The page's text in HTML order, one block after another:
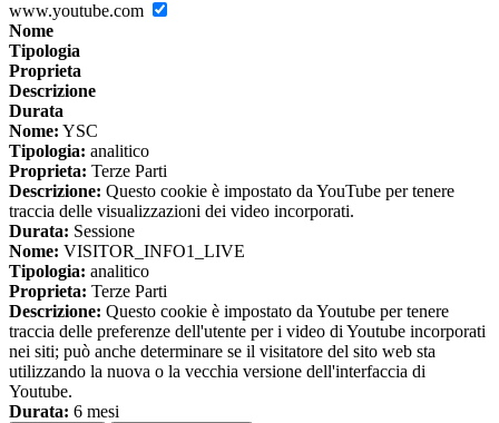
www.youtube.com
Nome
Tipologia
Proprieta
Descrizione
Durata
Nome: YSC
Tipologia: analitico
Proprieta: Terze Parti
Descrizione: Questo cookie è impostato da YouTube per tenere
traccia delle visualizzazioni dei video incorporati.
Durata: Sessione
Nome: VISITOR_INFO1_LIVE
Tipologia: analitico
Proprieta: Terze Parti
Descrizione: Questo cookie è impostato da Youtube per tenere
traccia delle preferenze dell'utente per i video di Youtube incorporati
nei siti; può anche determinare se il visitatore del sito web sta
utilizzando la nuova o la vecchia versione dell'interfaccia di
Youtube.
Durata: 6 mesi